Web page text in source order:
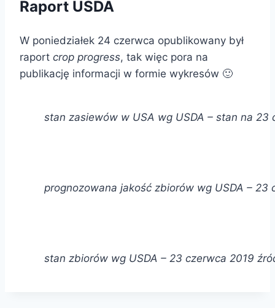
Raport USDA
W poniedziałek 24 czerwca opublikowany był
raport crop progress, tak więc pora na
publikację informacji w formie wykresów 🙂
stan zasiewów w USA wg USDA – stan na 23
prognozowana jakość zbiorów wg USDA – 23
stan zbiorów wg USDA – 23 czerwca 2019